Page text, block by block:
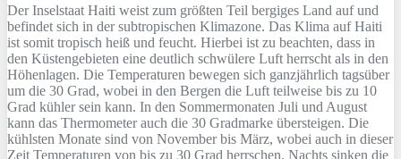
Der Inselstaat Haiti weist zum größten Teil bergiges Land auf und
befindet sich in der subtropischen Klimazone. Das Klima auf Haiti
ist somit tropisch heiß und feucht. Hierbei ist zu beachten, dass in
den Küstengebieten eine deutlich schwülere Luft herrscht als in den
Höhenlagen. Die Temperaturen bewegen sich ganzjährlich tagsüber
um die 30 Grad, wobei in den Bergen die Luft teilweise bis zu 10
Grad kühler sein kann. In den Sommermonaten Juli und August
kann das Thermometer auch die 30 Gradmarke übersteigen. Die
kühlsten Monate sind von November bis März, wobei auch in dieser
Zeit Temperaturen von bis zu 30 Grad herrschen. Nachts sinken die